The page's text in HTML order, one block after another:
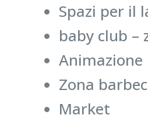
Spazi per il
baby club –
Animazione
Zona
Market